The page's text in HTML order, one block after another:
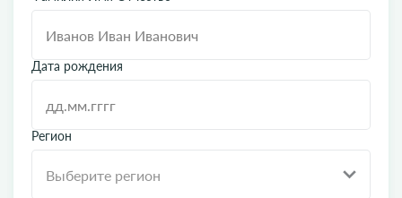
Дата рождения
Регион